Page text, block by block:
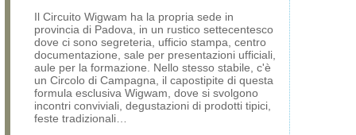
Il Circuito Wigwam ha la propria sede in
provincia di Padova, in un rustico settecentesco
dove ci sono segreteria, ufficio stampa, centro
documentazione, sale per presentazioni ufficiali,
aule per la formazione. Nello stesso stabile, c'è
un Circolo di Campagna, il capostipite di questa
formula esclusiva Wigwam, dove si svolgono
incontri conviviali, degustazioni di prodotti tipici,
feste tradizionali…